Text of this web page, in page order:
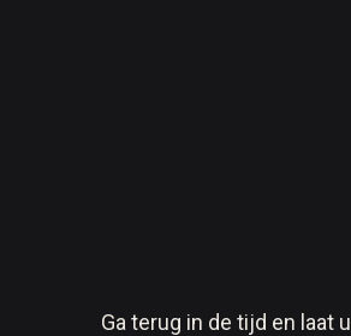
Ga terug in de tijd en laat